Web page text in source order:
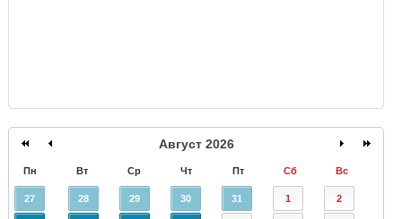
Август 2026
Пн Вт Ср Чт Пт Сб Вс
27 28 29 30 31 1 2